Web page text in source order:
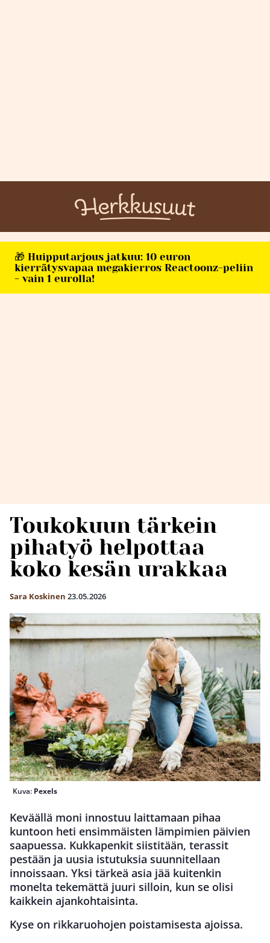
🎁 Huipputarjous jatkuu: 10 euron
kierrätysvapaa megakierros Reactoonz-peliin
- vain 1 eurolla!
Toukokuun tärkein
pihatyö helpottaa
koko kesän urakkaa
Sara Koskinen 23.05.2026
Kuva: Pexels
Keväällä moni innostuu laittamaan pihaa
kuntoon heti ensimmäisten lämpimien päivien
saapuessa. Kukkapenkit siistitään, terassit
pestään ja uusia istutuksia suunnitellaan
innoissaan. Yksi tärkeä asia jää kuitenkin
monelta tekemättä juuri silloin, kun se olisi
kaikkein ajankohtaisinta.
Kyse on rikkaruohojen poistamisesta ajoissa.